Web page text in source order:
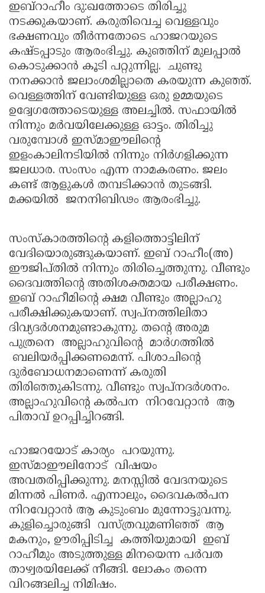
ഇബ്റാഹീം ദു:ഖത്തോടെ തിരിച്ചു
നടക്കുകയാണ്. കരുതിവെച്ച വെള്ളവും
ഭക്ഷണവും തീര്‍ന്നതോടെ ഹാജറയുടെ
കഷ്ടപ്പാടും ആരംഭിച്ചു. കുഞ്ഞിന് മുലപ്പാല്‍
കൊടുക്കാന്‍ കൂടി പറ്റുന്നില്ല. ചുണ്ടു
നനക്കാന്‍ ജലാംശമില്ലാതെ കരയുന്ന കുഞ്ഞ്.
വെള്ളത്തിന് വേണ്ടിയുള്ള ഒരു ഉമ്മയുടെ
ഉദ്വേഗത്തോടെയുള്ള അലച്ചില്‍. സഫായില്‍
നിന്നും മര്‍വയിലേക്കുള്ള ഓട്ടം. തിരിച്ചു
വരുമ്പോള്‍ ഇസ്മാഈലിന്റെ
ഇളംകാലിനടിയില്‍ നിന്നും നിര്‍ഗളിക്കുന്ന
ജലധാര. സംസം എന്ന നാമകരണം. ജലം
കണ്ട് ആളുകള്‍ തമ്പടിക്കാന്‍ തുടങ്ങി.
മക്കയില്‍ ജനനിബിഢം ആരംഭിച്ചു.
സംസ്‌കാരത്തിന്റെ കളിത്തൊട്ടിലിന്
വേദിയൊരുങ്ങുകയാണ്. ഇബ് റാഹീം(അ)
ഈജിപ്തില്‍ നിന്നും തിരിച്ചെത്തുന്നു. വീണ്ടും
ദൈവത്തിന്റെ അതിശക്തമായ പരീക്ഷണം.
ഇബ് റാഹീമിന്റെ ക്ഷമ വീണ്ടും അല്ലാഹു
പരീക്ഷിക്കുകയാണ്. സ്വപ്നത്തിലിതാ
ദിവ്യദര്‍ശനമുണ്ടാകുന്നു. തന്റെ അരുമ
പുത്രനെ അല്ലാഹുവിന്റെ മാര്‍ഗത്തില്‍
ബലിയര്‍പ്പിക്കണമെന്ന്. പിശാചിന്റെ
ദുര്‍ബോധനമാണെന്ന് കരുതി
തിരിഞ്ഞുകിടന്നു. വീണ്ടും സ്വപ്നദര്‍ശനം.
അല്ലാഹുവിന്റെ കല്‍പന നിറവേറ്റാന്‍ ആ
പിതാവ് ഉറപ്പിച്ചിറങ്ങി.
ഹാജറയോട് കാര്യം പറയുന്നു.
ഇസ്മാഈലിനോട് വിഷയം
അവതരിപ്പിക്കുന്നു. മനസ്സില്‍ വേദനയുടെ
മിന്നല്‍ പിണര്‍. എന്നാലും, ദൈവകല്‍പന
നിറവേറ്റാന്‍ ആ കുടുംബം മുന്നോട്ടുവന്നു.
കുളിച്ചൊരുങ്ങി വസ്ത്രവുമണിഞ്ഞ് ആ
മകനും, ഊരിപ്പിടിച്ച കത്തിയുമായി ഇബ്
റാഹീമും അടുത്തുള്ള മിനയെന്ന പര്‍വത
താഴ്വരയിലേക്ക് നീങ്ങി. ലോകം തന്നെ
വിറങ്ങലിച്ച നിമിഷം.